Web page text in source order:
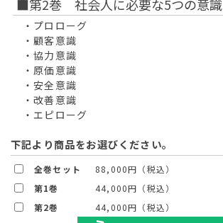
■第2巻 社会人に必要な5つの意識
・プロローグ
・顧客意識
・協力意識
・原価意識
・安全意識
・改善意識
・エピローグ
下記より商品をお選びください。
全巻セット
88,000円（税込）
第1巻
44,000円（税込）
第2巻
44,000円（税込）